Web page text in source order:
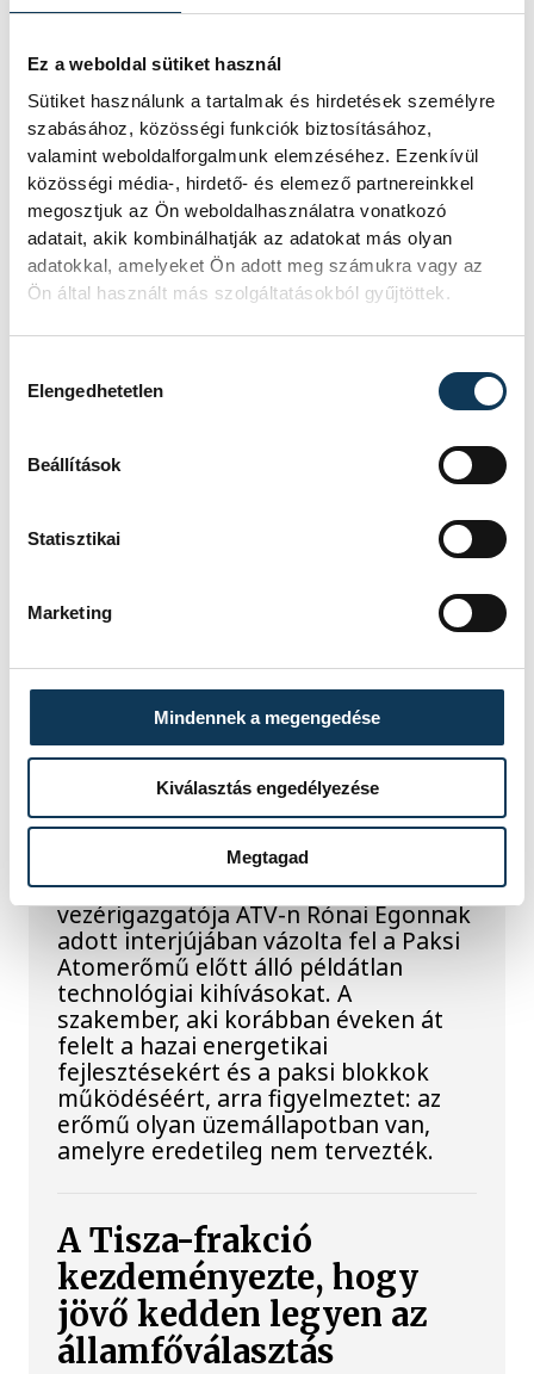
Ez a weboldal sütiket használ
Sütiket használunk a tartalmak és hirdetések személyre
szabásához, közösségi funkciók biztosításához,
valamint weboldalforgalmunk elemzéséhez. Ezenkívül
közösségi média-, hirdető- és elemező partnereinkkel
megosztjuk az Ön weboldalhasználatra vonatkozó
adatait, akik kombinálhatják az adatokat más olyan
adatokkal, amelyeket Ön adott meg számukra vagy az
Ön által használt más szolgáltatásokból gyűjtöttek.
Elengedhetetlen
Beállítások
Statisztikai
Marketing
Mindennek a megengedése
Kiválasztás engedélyezése
Megtagad
strandétele versenyt, amelyre minden
eddiginél több, 22 vendéglátóhely 44
étellel indult. Egy fonyódi hely nyert...
Meglepték az elemzőket
a júliusi inflációs adatok
Hatalmas meglepetésként értékelték
az elemzők a júliusi, 1,2 százalékos
Sorra kerülnek elő
világháborús leletek az
alacsony Dunából
A folyó rekordalacsony vízállása miatt
motorkerékpárbukkant elő a
máshol pedig egy közel féltonnás brit
akna került elő.
Késéltánc a Dunán: Mi
történik, ha leáll Paks?
Mártha Imre, az MVM Zrt. egykori
vezérigazgatója ATV-n Rónai Egonnak
adott interjújában vázolta fel a Paksi
Atomerőmű előtt álló példátlan
technológiai kihívásokat. A
szakember, aki korábban éveken át
felelt a hazai energetikai
fejlesztésekért és a paksi blokkok
működéséért, arra figyelmeztet: az
erőmű olyan üzemállapotban van,
amelyre eredetileg nem tervezték.
A Tisza-frakció
kezdeményezte, hogy
jövő kedden legyen az
államfőválasztás